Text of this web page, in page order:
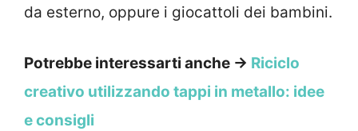
da esterno, oppure i giocattoli dei bambini.
Potrebbe interessarti anche → Riciclo
creativo utilizzando tappi in metallo: idee
e consigli